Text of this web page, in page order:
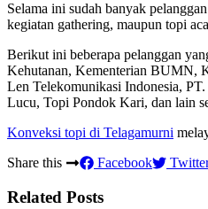
Selama ini sudah banyak
kegiatan gathering, maupun topi
Berikut ini beberapa pelanggan
Kehutanan, Kementerian BUMN,
Len Telekomunikasi Indonesia,
Lucu, Topi Pondok Kari, dan lain
Konveksi topi di Telagamurni
Share this
Facebook
Related Posts